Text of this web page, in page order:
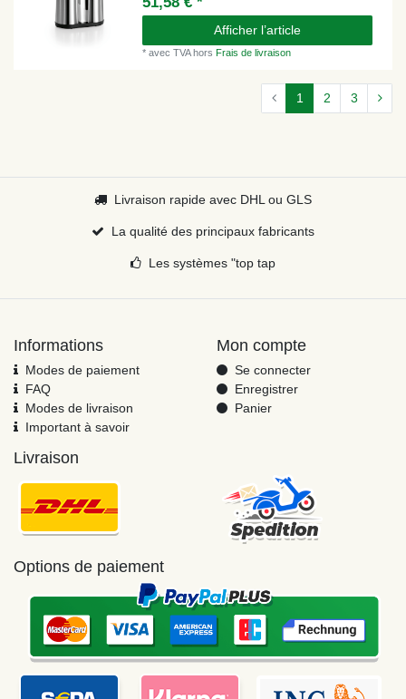
Afficher l’article
*avec TVAhorsFrais de livraison
1 2 3
Livraison rapide avec DHL ou GLS
La qualité des principaux fabricants
Les systèmes "top tap
Informations
Modes de paiement
FAQ
Modes de livraison
Important à savoir
Mon compte
Se connecter
Enregistrer
Panier
Livraison
Options de paiement